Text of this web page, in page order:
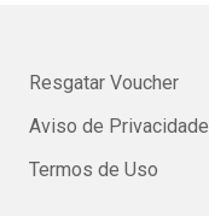
Resgatar Voucher
Aviso de Privacidade
Termos de Uso